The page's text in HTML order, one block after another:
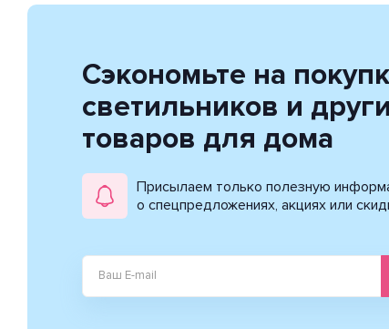
Сэкономьте на
светильников и
товаров для дома
Присылаем только полезную
о спецпредложениях, акциях или